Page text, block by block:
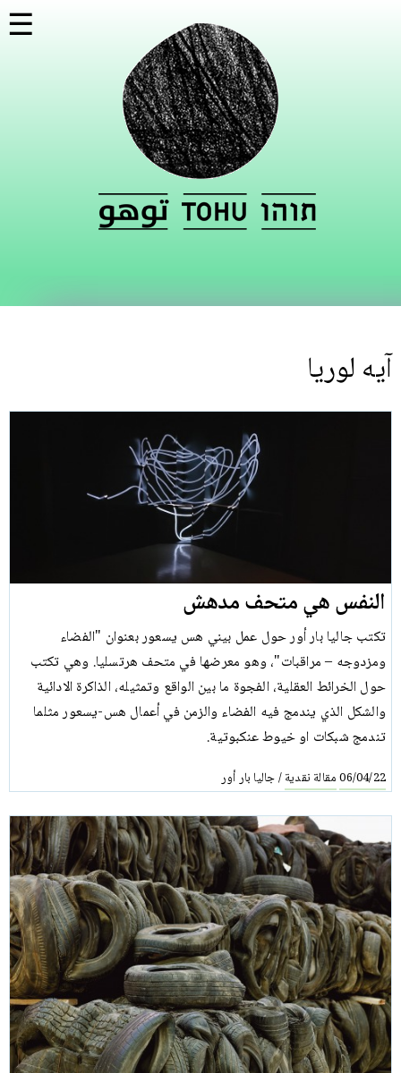
الرئيسي
☰
آيه لوريا
النفس هي متحف مدهش
تكتب جاليا بار أور حول عمل بيني هس يسعور بعنوان "الفضاء
ومزدوجه – مراقبات"، وهو معرضها في متحف هرتسليا. وهي تكتب
حول الخرائط العقلية، الفجوة ما بين الواقع وتمثيله، الذاكرة الادائية
والشكل الذي يندمج فيه الفضاء والزمن في أعمال هس-يسعور مثلما
تندمج شبكات او خيوط عنكبوتية.
06/04/22مقالة نقدية/جاليا بار أور